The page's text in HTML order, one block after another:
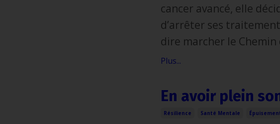
cancer avancé, elle
d’arrêter ses
dire marcher le
Plus...
En avoir plein
Résilience Santé Mentale